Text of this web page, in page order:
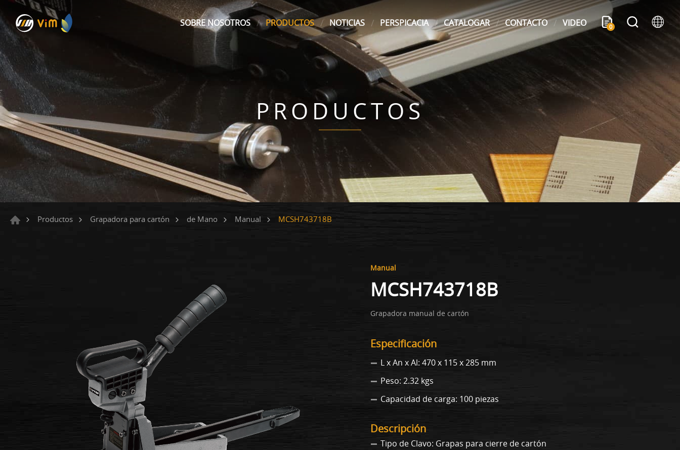
SOBRE NOSOTROS PRODUCTOS NOTICIAS PERSPICACIA CATALOGAR CONTACTO VIDEO 0
PRODUCTOS
Productos Grapadora para cartón de Mano Manual MCSH743718B
Manual
MCSH743718B
Grapadora manual de cartón
Especificación
L x An x Al: 470 x 115 x 285 mm
Peso: 2.32 kgs
Capacidad de carga: 100 piezas
Descripción
Tipo de Clavo: Grapas para cierre de cartón